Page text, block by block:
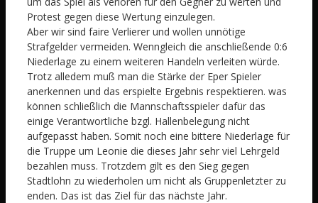
Protest gegen diese Wertung einzulegen.
Aber wir sind faire Verlierer und wollen unnötige
Strafgelder vermeiden. Wenngleich die anschließende 0:6
Niederlage zu einem weiteren Handeln verleiten würde.
Trotz alledem muß man die Stärke der Eper Spieler
anerkennen und das erspielte Ergebnis respektieren. was
können schließlich die Mannschaftsspieler dafür das
einige Verantwortliche bzgl. Hallenbelegung nicht
aufgepasst haben. Somit noch eine bittere Niederlage für
die Truppe um Leonie die dieses Jahr sehr viel Lehrgeld
bezahlen muss. Trotzdem gilt es den Sieg gegen
Stadtlohn zu wiederholen um nicht als Gruppenletzter zu
enden. Das ist das Ziel für das nächste Jahr.